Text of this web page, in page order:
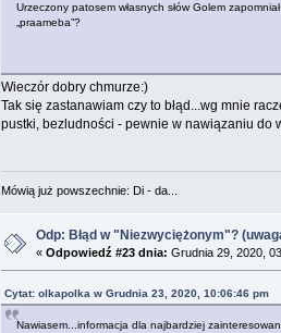
Urzeczony patosem własnych słów Golem
„praameba”?
Wieczór dobry chmurze:)
Tak się zastanawiam czy to błąd...wg mnie
pustki, bezludności - pewnie w nawiązaniu do
Mówią już powszechnie: Di - da...
Odp: Błąd w "Niezwyciężonym"?
« Odpowiedź #23 dnia: Grudnia 29, 2020,
Cytat: olkapolka w Grudnia 23, 2020, 10:06:46 pm
Nawiasem...informacja dla najbardziej